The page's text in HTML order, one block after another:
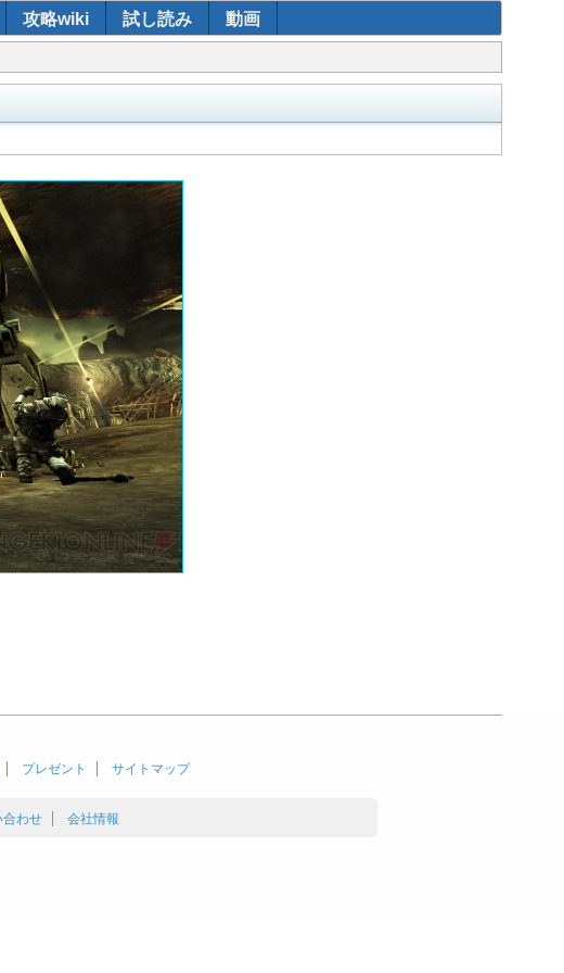
攻略wiki 試し読み 動画
プレゼント サイトマップ
合わせ 会社情報